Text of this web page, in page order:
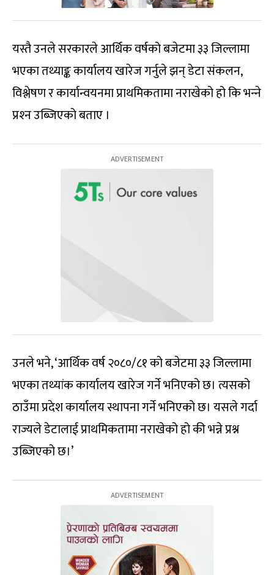
यस्तै उनले सरकारले आर्थिक वर्षको बजेटमा ३३ जिल्लामा
भएका तथ्याङ्क कार्यालय खारेज गर्नुले झन् डेटा संकलन,
विश्लेषण र कार्यान्वयनमा प्राथमिकतामा नराखेको हो कि भन्‍ने
प्रश्‍न उब्जिएको बताए ।
उनले भने, ‘आर्थिक वर्ष २०८०/८१ को बजेटमा ३३ जिल्लामा
भएका तथ्यांक कार्यालय खारेज गर्ने भनिएको छ। त्यसको
ठाउँमा प्रदेश कार्यालय स्थापना गर्ने भनिएको छ। यसले गर्दा
राज्यले डेटालाई प्राथमिकतामा नराखेको हो की भन्ने प्रश्न
उब्जिएको छ।’